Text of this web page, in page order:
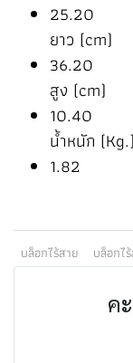
25.20
ยาว (cm)
36.20
สูง (cm)
10.40
น้ำหนัก (Kg.)
1.82
บล็อกไร้สาย บล็อกไ
ค